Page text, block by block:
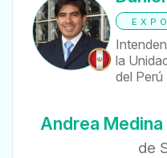
la
del Perú
Andrea Medina
de